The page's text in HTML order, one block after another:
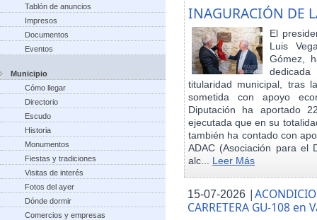
Tablón de anuncios
Impresos
Documentos
Eventos
Municipio
Cómo llegar
Directorio
Escudo
Historia
Monumentos
Fiestas y tradiciones
Visitas de interés
Fotos del ayer
Dónde dormir
Comercios y empresas
INAGURACIÓN DE
El
Luis
Gómez,
titularidad municipal, tras
sometida con apoyo
Diputación ha aportado
ejecutada que en su
también ha contado con
ADAC (Asociación para el
alc... Leer Más
15-07-2026 |
CARRETERA GU-108 en